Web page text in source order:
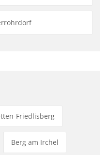
Friedlisberg
Berg am Irchel